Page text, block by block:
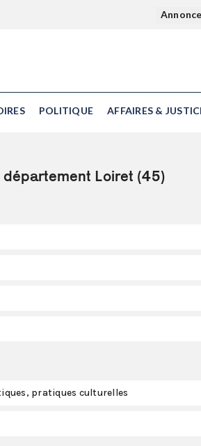
POLITIQUE AFFAIRES &
département Loiret (45)
pratiques culturelles